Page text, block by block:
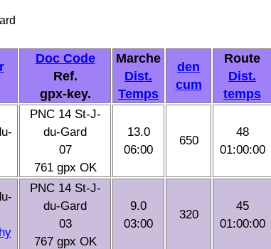
Doc Code
Ref.
gpx-key.
Marche
Dist.
Temps
den
cum
Route
Dist.
temps
PNC 14 St-J-
du-Gard
07
761 gpx OK
13.0
06:00
650
48
01:00:00
PNC 14 St-J-
du-Gard
03
767 gpx OK
9.0
03:00
320
45
01:00:00